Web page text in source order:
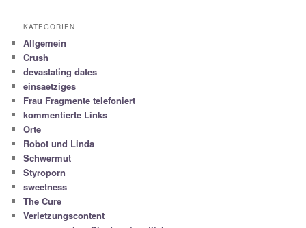
KATEGORIEN
Allgemein
Crush
devastating dates
einsaetziges
Frau Fragmente telefoniert
kommentierte Links
Orte
Robot und Linda
Schwermut
Styroporn
sweetness
The Cure
Verletzungscontent